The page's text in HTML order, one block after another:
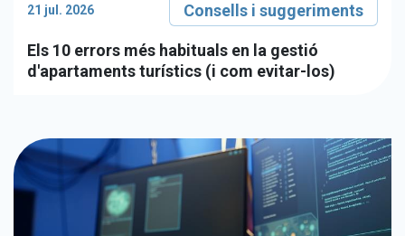
21 jul. 2026 Consells i suggeriments
Els 10 errors més habituals en la gestió
d'apartaments turístics (i com evitar-los)